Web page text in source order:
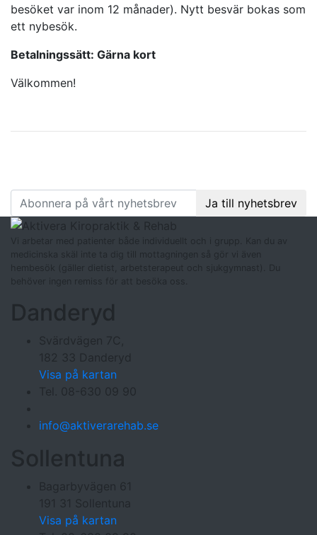
besöket var inom 12 månader). Nytt besvär bokas som
ett nybesök.
Betalningssätt: Gärna kort
Välkommen!
Ja till nyhetsbrev
Vi arbetar med patienter både individuellt och i grupp. Kan du av
medicinska skäl inte ta dig till mottagningen så gör vi även
hembesök (gäller dietist, arbetsterapeut och sjukgymnast). Du
behöver ingen remiss för att besöka oss.
Danderyd
Svärdvägen 7C,
182 33 Danderyd
Visa på kartan
Tel. 08-630 09 90
info@aktiverarehab.se
Sollentuna
Bagarbyvägen 61
191 31 Sollentuna
Visa på kartan